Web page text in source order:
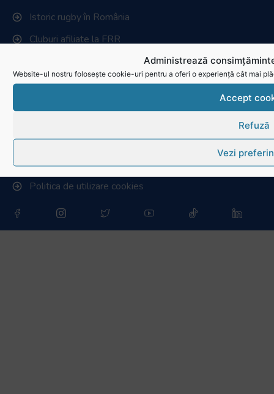
Administrează
Website-ul nostru folosește cookie-uri pentru a oferi o experiență cât mai
Accept
Refuză
Vezi
Istoric rugby în România
Cluburi afiliate la FRR
Stadionul național de rugby
Conducere, comisii și departamente
Download
Politica de utilizare cookies